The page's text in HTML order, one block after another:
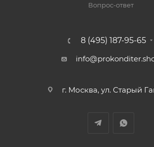
Вопрос-ответ
8 (495) 187-95-65
г. Москва, ул. Старый